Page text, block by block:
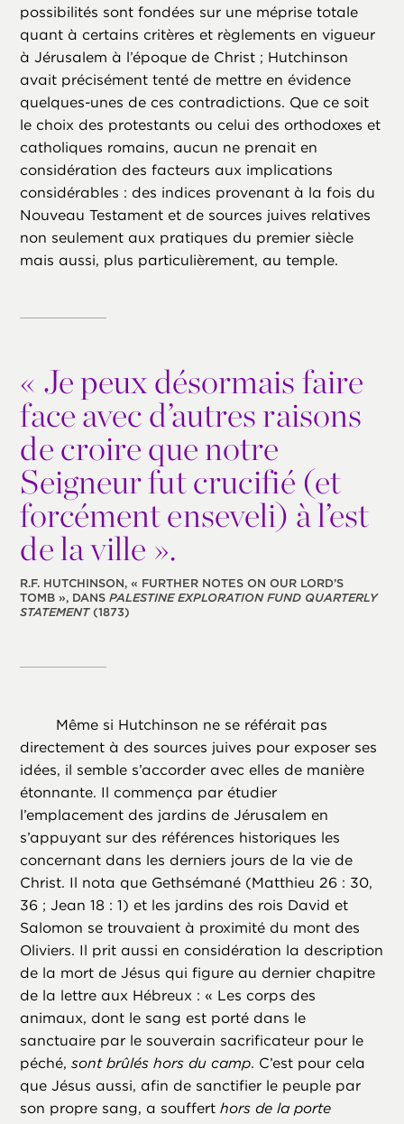
possibilités sont fondées sur une méprise totale
quant à certains critères et règlements en vigueur
à Jérusalem à l’époque de Christ ; Hutchinson
avait précisément tenté de mettre en évidence
quelques-unes de ces contradictions. Que ce soit
le choix des protestants ou celui des orthodoxes et
catholiques romains, aucun ne prenait en
considération des facteurs aux implications
considérables : des indices provenant à la fois du
Nouveau Testament et de sources juives relatives
non seulement aux pratiques du premier siècle
mais aussi, plus particulièrement, au temple.
« Je peux désormais faire
face avec d’autres raisons
de croire que notre
Seigneur fut crucifié (et
forcément enseveli) à l’est
de la ville ».
R.F. HUTCHINSON, « FURTHER NOTES ON OUR LORD’S
TOMB », DANSPALESTINE EXPLORATION FUND QUARTERLY
STATEMENT(1873)
Même si Hutchinson ne se référait pas
directement à des sources juives pour exposer ses
idées, il semble s’accorder avec elles de manière
étonnante. Il commença par étudier
l’emplacement des jardins de Jérusalem en
s’appuyant sur des références historiques les
concernant dans les derniers jours de la vie de
Christ. Il nota que Gethsémané (Matthieu 26 : 30,
36 ; Jean 18 : 1) et les jardins des rois David et
Salomon se trouvaient à proximité du mont des
Oliviers. Il prit aussi en considération la description
de la mort de Jésus qui figure au dernier chapitre
de la lettre aux Hébreux : « Les corps des
animaux, dont le sang est porté dans le
sanctuaire par le souverain sacrificateur pour le
péché,sont brûlés hors du camp. C’est pour cela
que Jésus aussi, afin de sanctifier le peuple par
son propre sang, a soufferthors de la porte